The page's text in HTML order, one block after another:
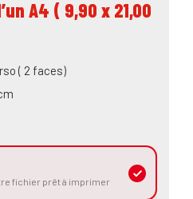
A4 ( 9,90 x 21,00
( 2 faces)